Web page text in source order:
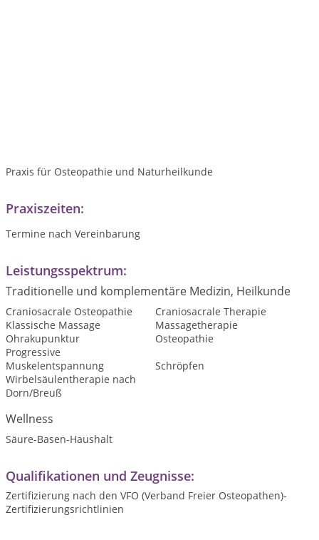
Praxis für Osteopathie und Naturheilkunde
Praxiszeiten:
Termine nach Vereinbarung
Leistungsspektrum:
Traditionelle und komplementäre Medizin, Heilkunde
Craniosacrale Osteopathie
Craniosacrale Therapie
Klassische Massage
Massagetherapie
Ohrakupunktur
Osteopathie
Progressive
Muskelentspannung
Schröpfen
Wirbelsäulentherapie nach
Dorn/Breuß
Wellness
Säure-Basen-Haushalt
Qualifikationen und Zeugnisse:
Zertifizierung nach den VFO (Verband Freier Osteopathen)-
Zertifizierungsrichtlinien